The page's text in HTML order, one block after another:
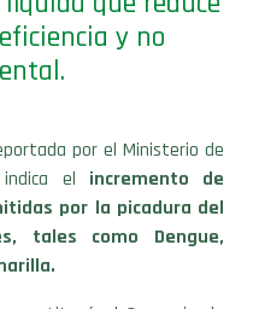
y no
por el Ministerio de
el incremento de
por la picadura del
tales como Dengue,